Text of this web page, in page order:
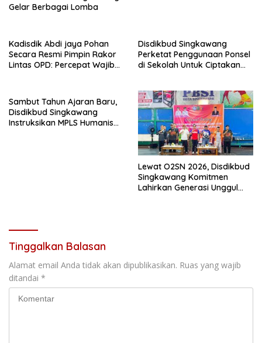
Gelar Berbagai Lomba
Kadisdik Abdi jaya Pohan
Secara Resmi Pimpin Rakor
Lintas OPD: Percepat Wajib
Disdikbud Singkawang
Perketat Penggunaan Ponsel
di Sekolah Untuk Ciptakan
Sambut Tahun Ajaran Baru,
Disdikbud Singkawang
Instruksikan MPLS Humanis
Lewat O2SN 2026, Disdikbud
Singkawang Komitmen
Lahirkan Generasi Unggul
Tinggalkan Balasan
Alamat email Anda tidak akan dipublikasikan. Ruas yang wajib
ditandai *